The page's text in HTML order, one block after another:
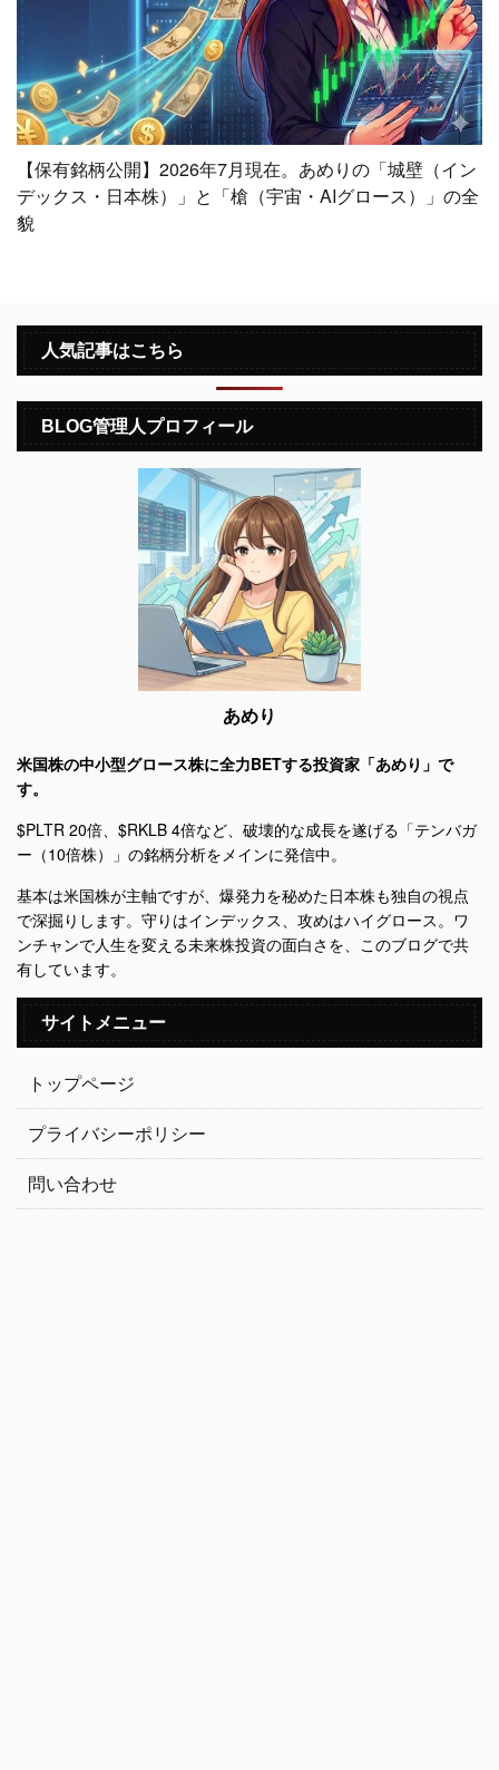
【保有銘柄公開】2026年7月現在。あめりの「城壁（イン
デックス・日本株）」と「槍（宇宙・AIグロース）」の全
貌
人気記事はこちら
BLOG管理人プロフィール
あめり
米国株の中小型グロース株に全力BETする投資家「あめり」で
す。
$PLTR 20倍、$RKLB 4倍など、破壊的な成長を遂げる「テンバガ
ー（10倍株）」の銘柄分析をメインに発信中。
基本は米国株が主軸ですが、爆発力を秘めた日本株も独自の視点
で深掘りします。守りはインデックス、攻めはハイグロース。ワ
ンチャンで人生を変える未来株投資の面白さを、このブログで共
有しています。
サイトメニュー
トップページ
プライバシーポリシー
問い合わせ